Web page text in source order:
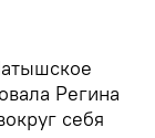
Регина
себя